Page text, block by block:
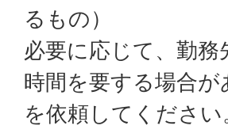
るもの）
必要に応じて、勤
時間を要する場合
を依頼してください